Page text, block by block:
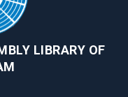
LIBRARY OF